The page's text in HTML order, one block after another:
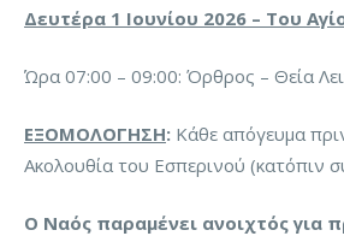
Δευτέρα 1 Ιουνίου 2026 – Του
Ώρα 07:00 – 09:00: Όρθρος – Θεία
ΕΞΟΜΟΛΟΓΗΣΗ: Κάθε απόγευμα
Ακολουθία του Εσπερινού (κατόπιν
Ο Ναός παραμένει ανοιχτός για